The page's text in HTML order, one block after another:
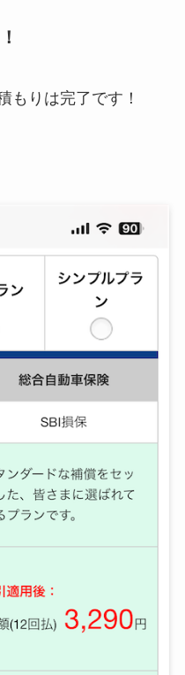
もりは完了です！